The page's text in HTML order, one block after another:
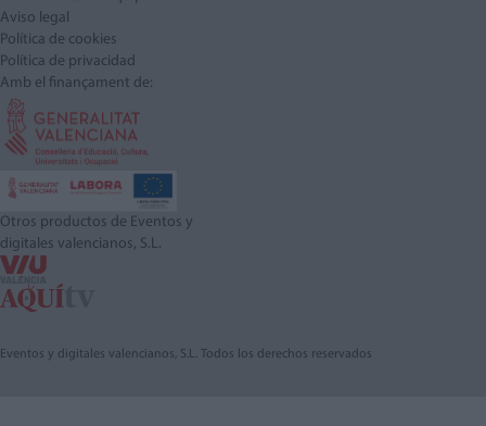
Aviso legal
Política de cookies
Política de privacidad
Amb el finançament de:
Otros productos de Eventos y
digitales valencianos, S.L.
Eventos y digitales valencianos, S.L. Todos los derechos reservados